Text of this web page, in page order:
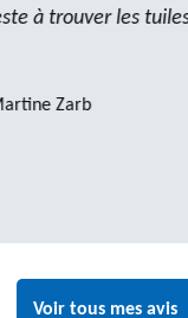
à trouver les tuiles
M. GOT. Très
a recommander sans
Zarb
Voir tous mes avis